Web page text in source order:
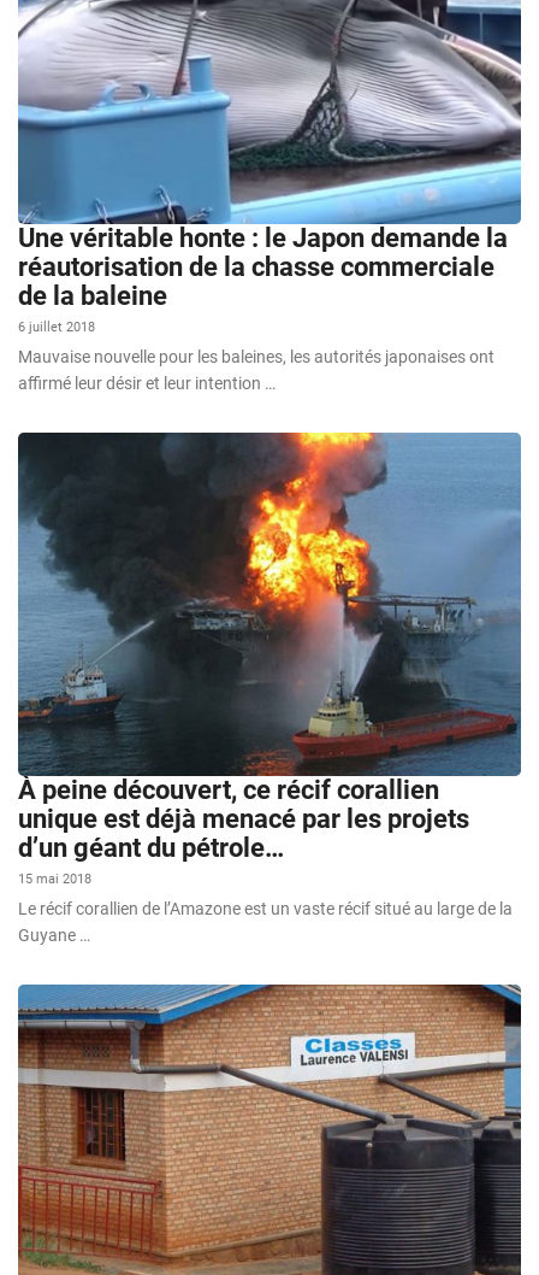
Une véritable honte : le Japon demande la
réautorisation de la chasse commerciale
de la baleine
6 juillet 2018
Mauvaise nouvelle pour les baleines, les autorités japonaises ont
affirmé leur désir et leur intention …
À peine découvert, ce récif corallien
unique est déjà menacé par les projets
d’un géant du pétrole…
15 mai 2018
Le récif corallien de l’Amazone est un vaste récif situé au large de la
Guyane …